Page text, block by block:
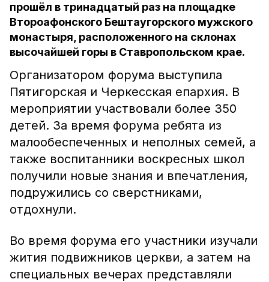
прошёл в тринадцатый раз на площадке
Второафонского Бештаугорского мужского
монастыря, расположенного на склонах
высочайшей горы в Ставропольском крае.
Организатором форума выступила
Пятигорская и Черкесская епархия. В
мероприятии участвовали более 350
детей. За время форума ребята из
малообеспеченных и неполных семей, а
также воспитанники воскресных школ
получили новые знания и впечатления,
подружились со сверстниками,
отдохнули.
Во время форума его участники изучали
жития подвижников церкви, а затем на
специальных вечерах представляли